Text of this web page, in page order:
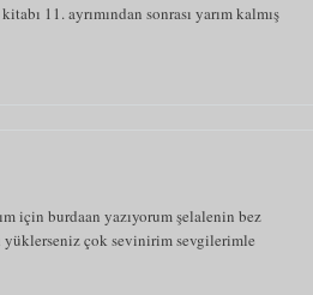
11. ayrımından sonrası yarım kalmış
için burdaan yazıyorum şelalenin bez
yüklerseniz çok sevinirim sevgilerimle